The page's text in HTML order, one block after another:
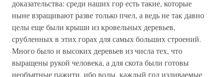
доказательства: среди наших гор есть такие, которые
ныне взращивают разве только пчел, а ведь не так давно
целы еще были крыши из кровельных деревьев,
срубленных в этих горах для самых больших строений.
Много было и высоких деревьев из числа тех, что
выращены рукой человека, а для скота были готовы
необъятные пажити, ибо воды, каждый год изливаемые